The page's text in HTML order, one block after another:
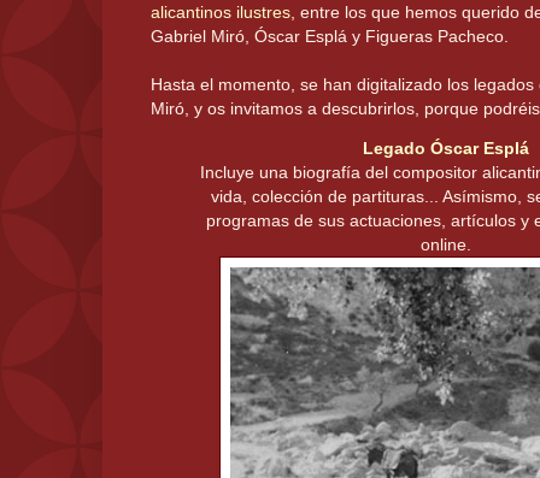
alicantinos ilustres, entre los que hemos querido
Gabriel Miró, Óscar Esplá y Figueras Pacheco.
Hasta el momento, se han digitalizado los
Miró, y os invitamos a descubrirlos, porque
Legado Óscar Esplá
Incluye una biografía del compositor
vida, colección de partituras... Asímismo,
programas de sus actuaciones, artículos y
online.